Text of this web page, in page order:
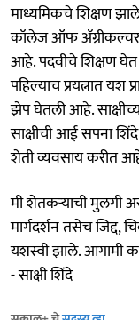
माध्यमिकचे शिक्षण
कॉलेज ऑफ
आहे. पदवीचे शिक्षण घेत
पहिल्याच प्रयत्नात
झेप घेतली आहे.
साक्षीची आई सपना
शेती व्यवसाय करीत
मी शेतकऱ्याची
मार्गदर्शन तसेच जिद्द,
यशस्वी झाले. आगामी
- साक्षी शिंदे